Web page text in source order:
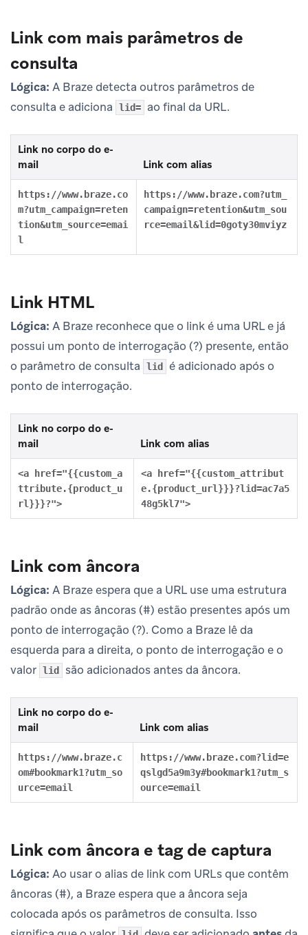
Link com mais parâmetros de
consulta
Lógica: A Braze detecta outros parâmetros de
consulta e adiciona
lid= ao final da URL.
Link no corpo do e-
mail
Link com alias
https://www.braze.co
m?utm_campaign=reten
tion&utm_source=emai
l
https://www.braze.com?utm_
campaign=retention&utm_sou
rce=email&lid=0goty30mviyz
Link HTML
Lógica: A Braze reconhece que o link é uma URL e já
possui um ponto de interrogação (?) presente, então
o parâmetro de consulta
lid
é adicionado após o
ponto de interrogação.
Link no corpo do e-
mail
Link com alias
<a href="{{custom_a
ttribute.{product_u
rl}}}?">
<a href="{{custom_attribut
e.{product_url}}}?lid=ac7a5
48g5kl7">
Link com âncora
Lógica: A Braze espera que a URL use uma estrutura
padrão onde as âncoras (#) estão presentes após um
ponto de interrogação (?). Como a Braze lê da
esquerda para a direita, o ponto de interrogação e o
valor lid são adicionados antes da âncora.
Link no corpo do e-
mail
Link com alias
https://www.braze.c
om#bookmark1?utm_so
urce=email
https://www.braze.com?lid=e
qslgd5a9m3y#bookmark1?utm_s
ource=email
Link com âncora e tag de captura
Lógica: Ao usar o alias de link com URLs que contêm
âncoras (#), a Braze espera que a âncora seja
colocada após os parâmetros de consulta. Isso